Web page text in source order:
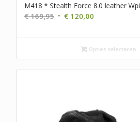
M418 * Stealth Force 8.0 leather Wpi
€169,95 Oorspronkelijke
was:
€ 169,95.
€120,00Huidige
is:
€ 120,00.
Opties selecteren